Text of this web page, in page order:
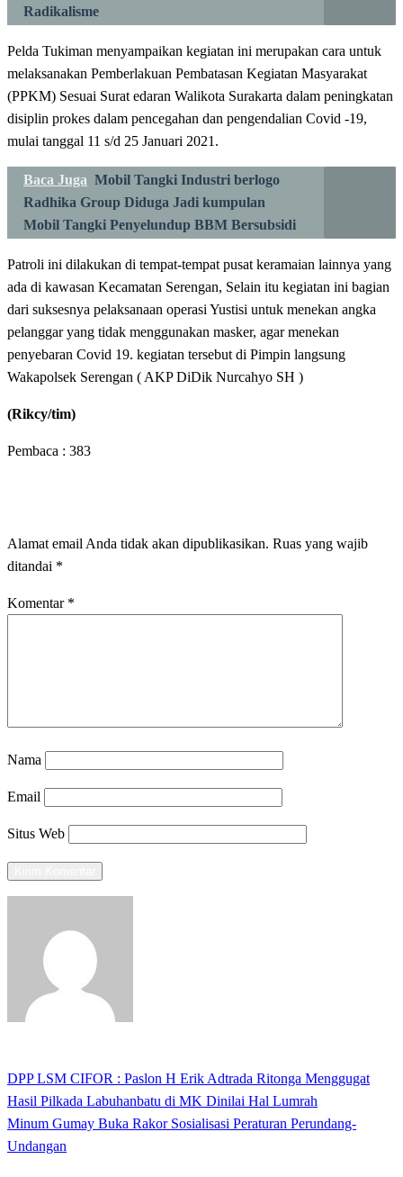
Radikalisme
Pelda Tukiman menyampaikan kegiatan ini merupakan cara untuk
melaksanakan Pemberlakuan Pembatasan Kegiatan Masyarakat
(PPKM) Sesuai Surat edaran Walikota Surakarta dalam peningkatan
disiplin prokes dalam pencegahan dan pengendalian Covid -19,
mulai tanggal 11 s/d 25 Januari 2021.
Baca Juga Mobil Tangki Industri berlogo
Radhika Group Diduga Jadi kumpulan
Mobil Tangki Penyelundup BBM Bersubsidi
Patroli ini dilakukan di tempat-tempat pusat keramaian lainnya yang
ada di kawasan Kecamatan Serengan, Selain itu kegiatan ini bagian
dari suksesnya pelaksanaan operasi Yustisi untuk menekan angka
pelanggar yang tidak menggunakan masker, agar menekan
penyebaran Covid 19. kegiatan tersebut di Pimpin langsung
Wakapolsek Serengan ( AKP DiDik Nurcahyo SH )
(Rikcy/tim)
Pembaca : 383
Alamat email Anda tidak akan dipublikasikan. Ruas yang wajib
ditandai *
Komentar *
Nama
Email
Situs Web
Navigasi
pos
Previous
Post
DPP LSM CIFOR : Paslon H Erik Adtrada Ritonga Menggugat
Hasil Pilkada Labuhanbatu di MK Dinilai Hal Lumrah
Next
Post
Minum Gumay Buka Rakor Sosialisasi Peraturan Perundang-
Undangan